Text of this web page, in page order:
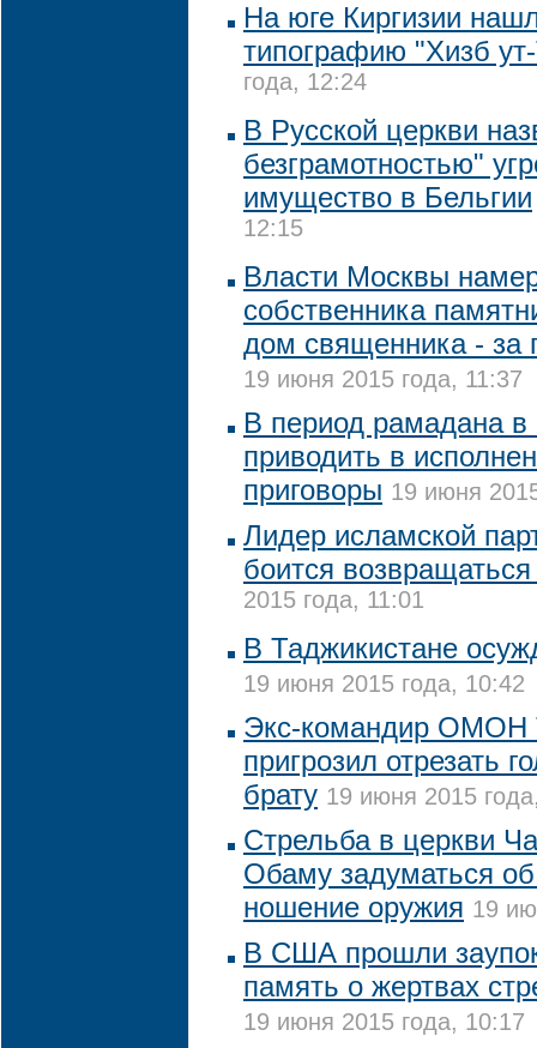
На юге Киргизии
типографию "Хизб
года, 12:24
В Русской церкви
безграмотностью"
имущество в Бельгии
12:15
Власти Москвы
собственника
дом священника - за
19 июня 2015 года, 11:37
В период рамадана в
приводить в
приговоры 19 июня
Лидер исламской
боится
2015 года, 11:01
В Таджикистане
19 июня 2015 года, 10:42
Экс-командир ОМОН
пригрозил отрезать
брату 19 июня 2015
Стрельба в церкви
Обаму задуматься
ношение оружия 19
В США прошли
память о жертвах
19 июня 2015 года, 10:17